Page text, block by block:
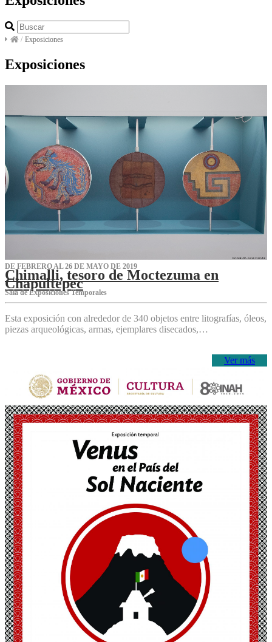
/ Exposiciones
Exposiciones
DE FEBRERO AL 26 DE MAYO DE 2019
Chimalli, tesoro de Moctezuma en
Chapultepec
Sala de Exposiciones Temporales
Esta exposición con alrededor de 340 objetos entre litografías, óleos,
piezas arqueológicas, armas, ejemplares disecados,…
Ver más